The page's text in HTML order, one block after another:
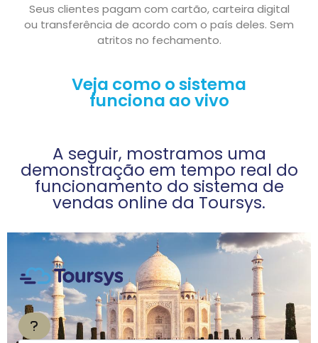
Seus clientes pagam com cartão, carteira digital
ou transferência de acordo com o país deles. Sem
atritos no fechamento.
Veja como o sistema
funciona ao vivo
A seguir, mostramos uma
demonstração em tempo real do
funcionamento do sistema de
vendas online da Toursys.